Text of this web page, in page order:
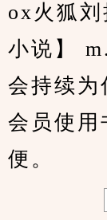
ox火狐
小说】
会持续为
会员使用
便。